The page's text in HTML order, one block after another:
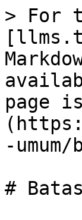
> For
page
-
#